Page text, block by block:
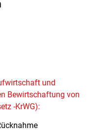
und
Bewirtschaftung von
-KrWG):